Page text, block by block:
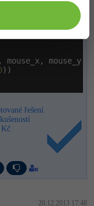
20.12.2013 17:46
))
řešení
Kč
20.12.2013 17:48